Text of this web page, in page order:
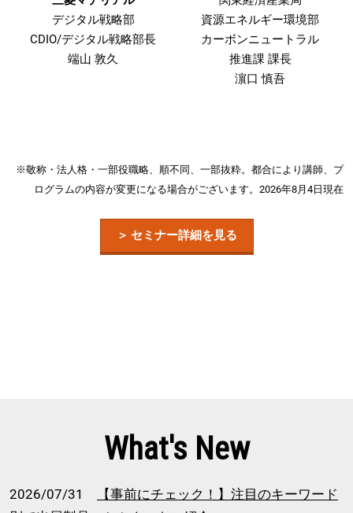
デジタル戦略部
CDIO/デジタル戦略部長
端山 敦久
資源エネルギー環境部
カーボンニュートラル
推進課 課長
濵口 慎吾
※敬称・法人格・一部役職略、順不同、一部抜粋。都合により講師、プ
ログラムの内容が変更になる場合がございます。2026年8月4日現在
＞ セミナー詳細を見る
What's New
2026/07/31
【事前にチェック！】注目のキーワード